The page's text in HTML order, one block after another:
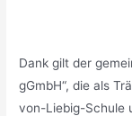
Dank gilt der
gGmbH“, die als
von-Liebig-Schule